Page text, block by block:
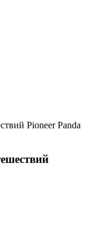
Pioneer Panda